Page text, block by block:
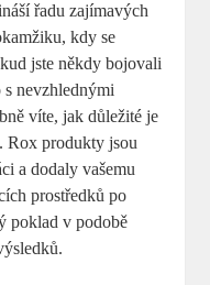
řadu ⁣zajímavých
kdy se
⁣jste někdy bojovali‌
s‍ nevzhlednými
víte, ⁢jak důležité‌ je
Rox‌ produkty jsou
a ‌dodaly vašemu‌
prostředků po
poklad v ​podobě